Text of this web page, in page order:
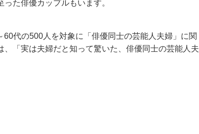
た俳優カップルもいます。
代の500人を対象に「俳優同士の芸能人夫婦」に関
「実は夫婦だと知って驚いた、俳優同士の芸能人夫